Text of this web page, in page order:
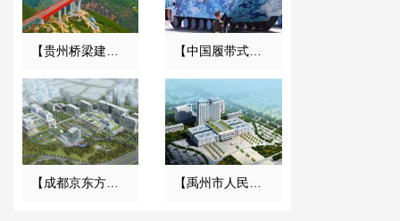
【成都京东方医院项目】双球橡胶接头合同 【禹州市人民医院】橡胶接头合同